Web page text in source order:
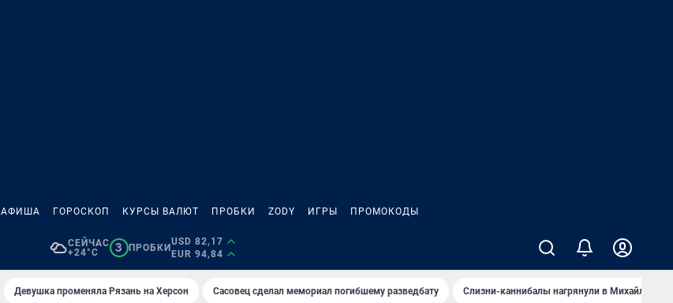
АФИША ГОРОСКОП КУРСЫ ВАЛЮТ ПРОБКИ ZODY ИГРЫ ПРОМОКОДЫ
СЕЙЧАС
+24°C
3 ПРОБКИ
USD 82,17
EUR 94,84
Девушка променяла Рязань на Херсон Сасовец сделал мемориал погибшему разведбату Слизни-каннибалы нагрянули в Михайлов